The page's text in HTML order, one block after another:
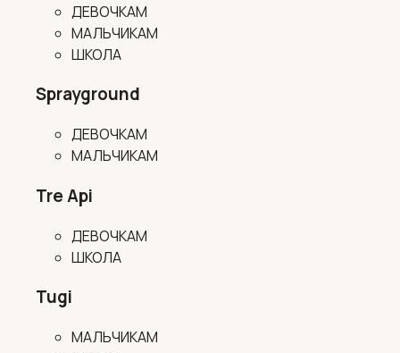
ДЕВОЧКАМ
МАЛЬЧИКАМ
ШКОЛА
Sprayground
ДЕВОЧКАМ
МАЛЬЧИКАМ
Tre Api
ДЕВОЧКАМ
ШКОЛА
Tugi
МАЛЬЧИКАМ